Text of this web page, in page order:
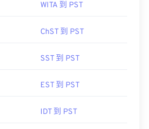
WITA 到 PST
ChST 到 PST
SST 到 PST
EST 到 PST
IDT 到 PST